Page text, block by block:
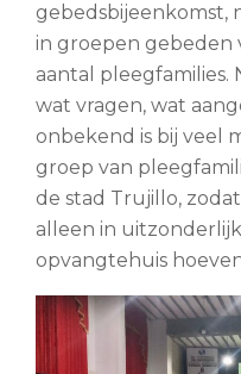
gebedsbijeenkomst,
in groepen gebeden
aantal pleegfamilies.
wat vragen, wat
onbekend is bij veel
groep van
de stad Trujillo,
alleen in
opvangtehuis